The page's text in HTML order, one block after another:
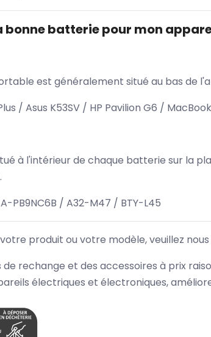
batterie pour mon
est généralement situé au bas de
/ Asus K53SV / HP Pavilion G6 / MacBook
à l'intérieur de chaque batterie sur la
PB9NC6B / A32-M47 / BTY-L45
produit ou votre modèle, veuillez
de rechange et des accessoires à prix
électriques et électroniques,